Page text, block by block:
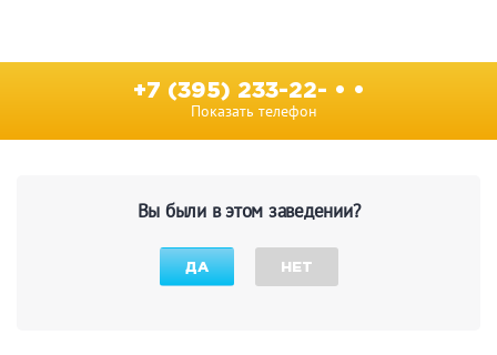
+7 (395) 233-22- • •
Показать телефон
Вы были в этом заведении?
ДА НЕТ